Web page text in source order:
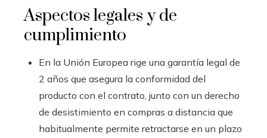
Aspectos legales y de
cumplimiento
En la Unión Europea rige una garantía legal de
2 años que asegura la conformidad del
producto con el contrato, junto con un derecho
de desistimiento en compras a distancia que
habitualmente permite retractarse en un plazo